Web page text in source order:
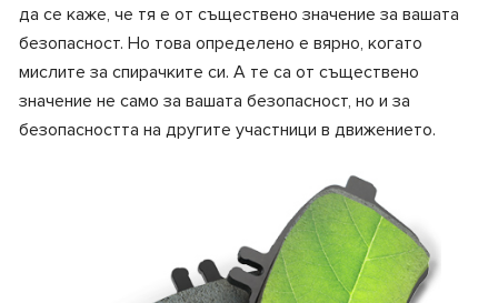
да се каже, че тя е от съществено значение за вашата
безопасност. Но това определено е вярно, когато
мислите за спирачките си. А те са от съществено
значение не само за вашата безопасност, но и за
безопасността на другите участници в движението.